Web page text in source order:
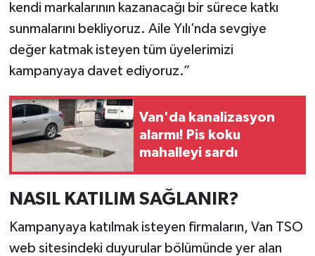
kendi markalarının kazanacağı bir sürece katkı
sunmalarını bekliyoruz. Aile Yılı’nda sevgiye
değer katmak isteyen tüm üyelerimizi
kampanyaya davet ediyoruz.”
Van'da kanalizasyon
alarmı! Pis koku
mahalleyi sardı
NASIL KATILIM SAĞLANIR?
Kampanyaya katılmak isteyen firmaların, Van TSO
web sitesindeki duyurular bölümünde yer alan